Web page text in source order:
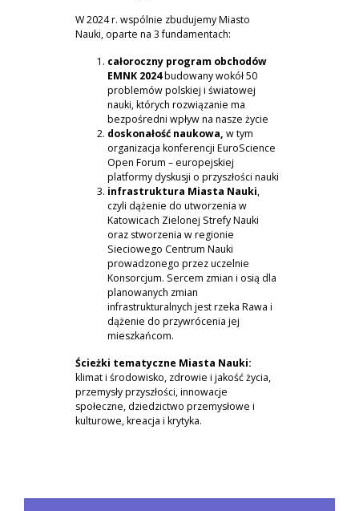
W 2024 r. wspólnie zbudujemy Miasto
Nauki, oparte na 3 fundamentach:
całoroczny program obchodów
EMNK 2024budowany wokół 50
problemów polskiej i światowej
nauki, których rozwiązanie ma
bezpośredni wpływ na nasze życie
doskonałość naukowa, w tym
organizacja konferencji EuroScience
Open Forum – europejskiej
platformy dyskusji o przyszłości nauki
infrastruktura Miasta Nauki,
czyli dążenie do utworzenia w
Katowicach Zielonej Strefy Nauki
oraz stworzenia w regionie
Sieciowego Centrum Nauki
prowadzonego przez uczelnie
Konsorcjum. Sercem zmian i osią dla
planowanych zmian
infrastrukturalnych jest rzeka Rawa i
dążenie do przywrócenia jej
mieszkańcom.
Ścieżki tematyczne Miasta Nauki:
klimat i środowisko, zdrowie i jakość życia,
przemysły przyszłości, innowacje
społeczne, dziedzictwo przemysłowe i
kulturowe, kreacja i krytyka.